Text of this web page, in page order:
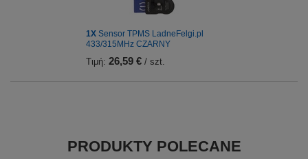
1Χ Sensor TPMS LadneFelgi.pl
433/315MHz CZARNY
Τιμή: 26,59 €/ szt.
PRODUKTY POLECANE